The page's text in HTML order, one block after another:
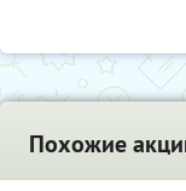
Похожие